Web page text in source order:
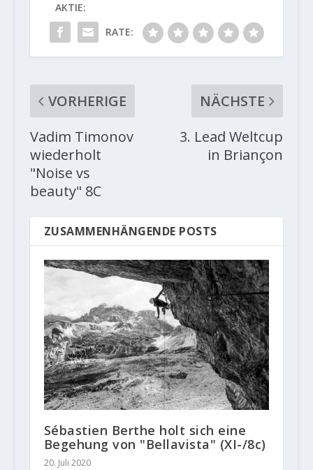
AKTIE:
RATE:
VORHERIGE
Vadim Timonov
wiederholt
"Noise vs
beauty" 8C
NÄCHSTE
3. Lead Weltcup
in Briançon
ZUSAMMENHÄNGENDE POSTS
Sébastien Berthe holt sich eine
Begehung von "Bellavista" (XI-/8c)
20. Juli 2020